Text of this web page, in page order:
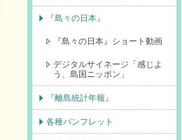
『島々の日本』
『島々の日本』ショート動画
デジタルサイネージ「感じよ
う、島国ニッポン」
『離島統計年報』
各種パンフレット